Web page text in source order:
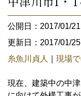
公開日：2017/01/
更新日：2017/01/
糸魚川貞人
現場
現在、建築中の中